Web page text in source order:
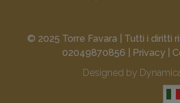
© 2025 Torre Favara | Tutti i diritti
02049870856 | Privacy|
Designed by